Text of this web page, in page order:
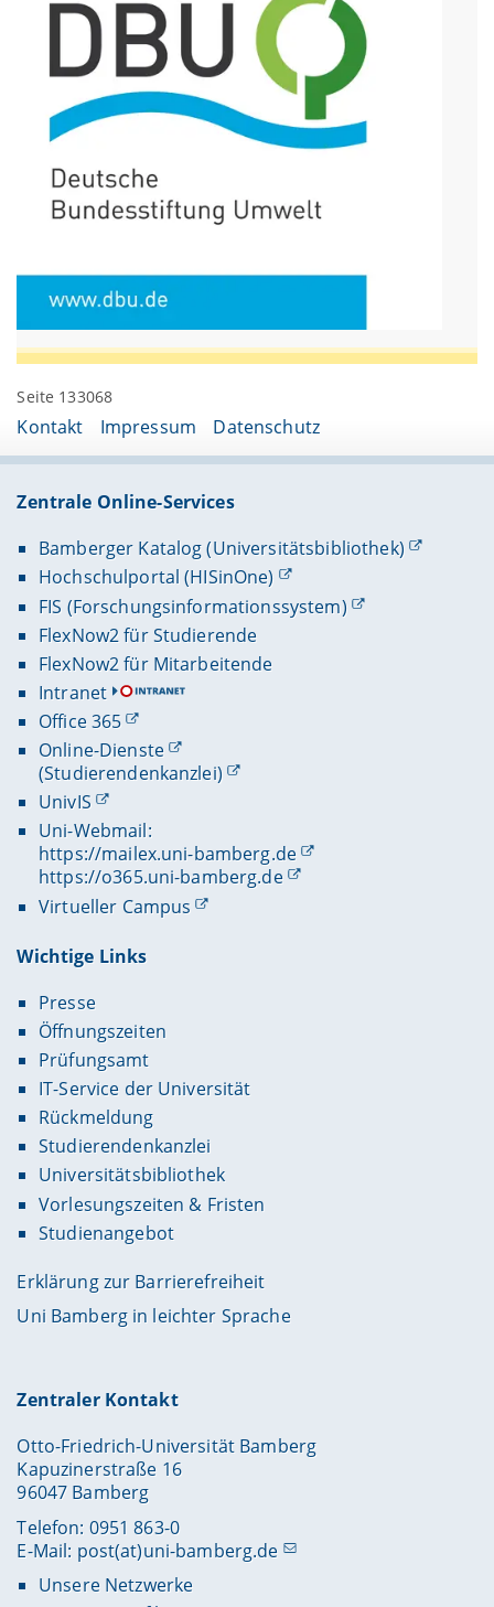
Seite 133068
Kontakt Impressum Datenschutz
Zentrale Online-Services
Bamberger Katalog (Universitätsbibliothek)
Hochschulportal (HISinOne)
FIS (Forschungsinformationssystem)
FlexNow2 für Studierende
FlexNow2 für Mitarbeitende
Intranet
Office 365
Online-Dienste
(Studierendenkanzlei)
UnivIS
Uni-Webmail:
https://mailex.uni-bamberg.de
https://o365.uni-bamberg.de
Virtueller Campus
Wichtige Links
Presse
Öffnungszeiten
Prüfungsamt
IT-Service der Universität
Rückmeldung
Studierendenkanzlei
Universitätsbibliothek
Vorlesungszeiten & Fristen
Studienangebot
Erklärung zur Barrierefreiheit
Uni Bamberg in leichter Sprache
Zentraler Kontakt
Otto-Friedrich-Universität Bamberg
Kapuzinerstraße 16
96047 Bamberg
Telefon: 0951 863-0
E-Mail: post(at)uni-bamberg.de
Unsere Netzwerke